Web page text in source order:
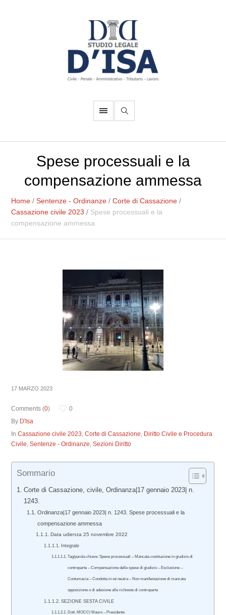
Spese processuali e la
compensazione ammessa
Home /Sentenze - Ordinanze /Corte di Cassazione /
Cassazione civile 2023 / Spese processuali e la
compensazione ammessa
17 MARZO 2023
Comments (0)
0
By D'Isa
InCassazione civile 2023,Corte di Cassazione, Diritto Civile e Procedura
Civile,Sentenze - Ordinanze,Sezioni Diritto
Sommario
Corte di Cassazione, civile, Ordinanza|17 gennaio 2023| n.
1243.
Ordinanza|17 gennaio 2023| n. 1243. Spese processuali e la
compensazione ammessa
Data udienza 25 novembre 2022
Integrale
Tag/parola chiave: Spese processuali – Mancata costituzione in giudizio di
controparte – Compensazione delle spese di giudizio – Esclusione –
Contumacia – Condotta in sé neutra – Non manifestazione di mancata
opposizione o di adesione alle richieste di controparte
SEZIONE SESTA CIVILE
Dott. MOCCI Mauro – Presidente